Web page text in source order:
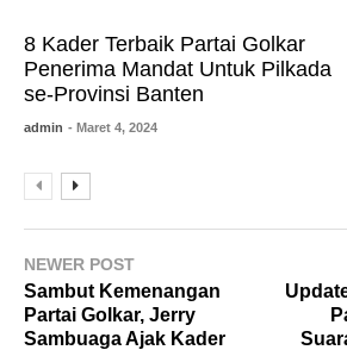
8 Kader Terbaik Partai Golkar
Penerima Mandat Untuk Pilkada
se-Provinsi Banten
admin - Maret 4, 2024
NEWER POST
Sambut Kemenangan
Partai Golkar, Jerry
Sambuaga Ajak Kader